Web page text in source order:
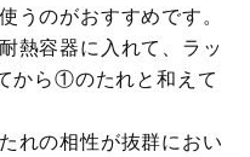
うのがおすすめです。
熱容器に入れて、ラッ
から①のたれと和えて
れの相性が抜群におい